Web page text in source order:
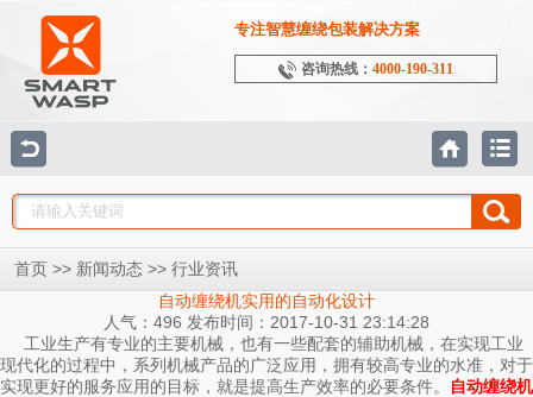
专注智慧缠绕包装解决方案
咨询热线： 4000-190-311
首页 >> 新闻动态 >> 行业资讯
自动缠绕机实用的自动化设计
人气：496 发布时间：2017-10-31 23:14:28
工业生产有专业的主要机械，也有一些配套的辅助机械，在实现工业
现代化的过程中，系列机械产品的广泛应用，拥有较高专业的水准，对于
实现更好的服务应用的目标，就是提高生产效率的必要条件。
自动缠绕机